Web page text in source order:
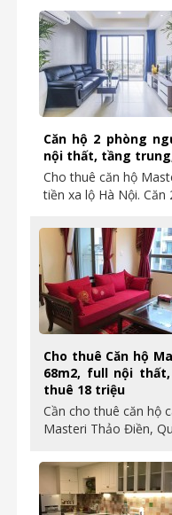
Căn hộ 2 phòng
nội thất, tầng
Cho thuê căn hộ
tiền xa lộ Hà Nội.
Cho thuê Căn hộ
68m2, full nội
thuê 18 triệu
Cần cho thuê căn hộ
Masteri Thảo Điền,